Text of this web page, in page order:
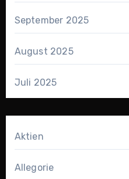
September 2025
August 2025
Juli 2025
Aktien
Allegorie